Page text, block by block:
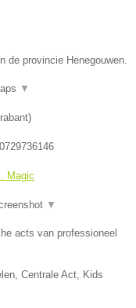
de provincie Henegouwen.
▼
)
0729736146
Magic
▼
acts van professioneel
Centrale Act, Kids